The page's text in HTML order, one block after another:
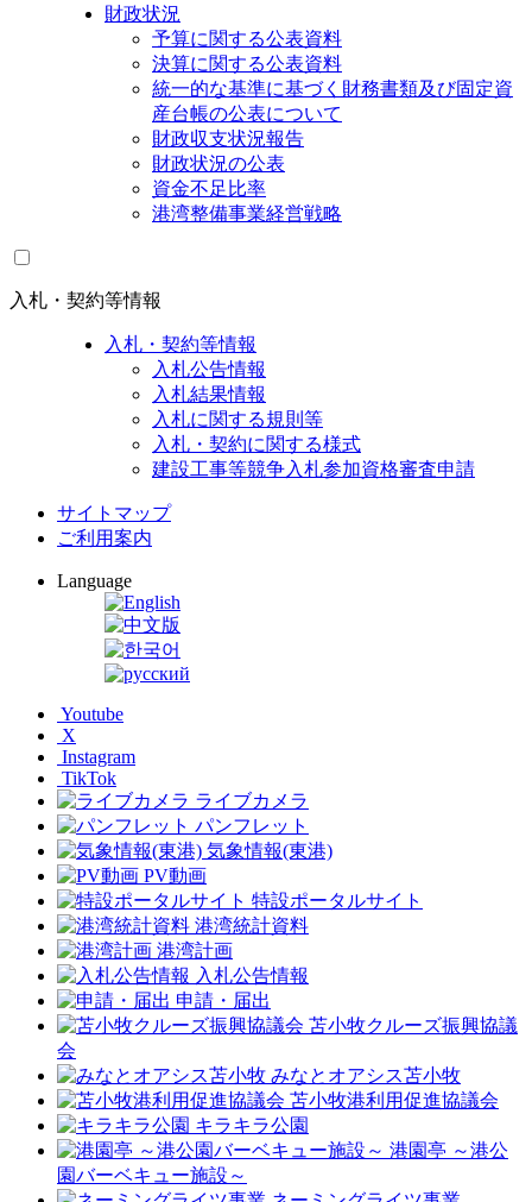
財政状況
予算に関する公表資料
決算に関する公表資料
統一的な基準に基づく財務書類及び固定資
産台帳の公表について
財政収支状況報告
財政状況の公表
資金不足比率
港湾整備事業経営戦略
入札・契約等情報
入札・契約等情報
入札公告情報
入札結果情報
入札に関する規則等
入札・契約に関する様式
建設工事等競争入札参加資格審査申請
サイトマップ
ご利用案内
Language
Youtube
X
Instagram
TikTok
ライブカメラ
パンフレット
気象情報(東港)
PV動画
特設ポータルサイト
港湾統計資料
港湾計画
入札公告情報
申請・届出
苫小牧クルーズ振興協議
会
みなとオアシス苫小牧
苫小牧港利用促進協議会
キラキラ公園
港園亭 ～港公
園バーベキュー施設～